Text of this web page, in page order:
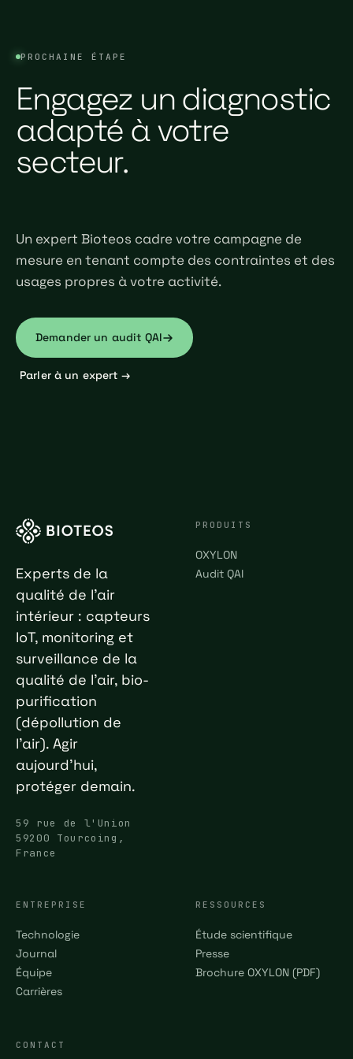
PROCHAINE ÉTAPE
Engagez un diagnostic
adapté à votre
secteur.
Un expert Bioteos cadre votre campagne de
mesure en tenant compte des contraintes et des
usages propres à votre activité.
Demander un audit QAI
Parler à un expert →
Experts de la
qualité de l'air
intérieur : capteurs
IoT, monitoring et
surveillance de la
qualité de l'air, bio-
purification
(dépollution de
l'air). Agir
aujourd'hui,
protéger demain.
59 rue de l'Union
59200 Tourcoing,
France
PRODUITS
OXYLON
Audit QAI
ENTREPRISE
Technologie
Journal
Équipe
Carrières
RESSOURCES
Étude scientifique
Presse
Brochure OXYLON (PDF)
CONTACT